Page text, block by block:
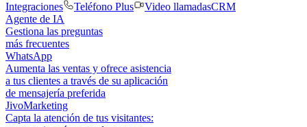
Integraciones
Teléfono Plus Video llamadasCRM
Agente de IA
Gestiona las preguntas
más frecuentes
WhatsApp
Aumenta las ventas y ofrece asistencia
a tus clientes a través de su aplicación
de mensajería preferida
JivoMarketing
Capta la atención de tus visitantes: